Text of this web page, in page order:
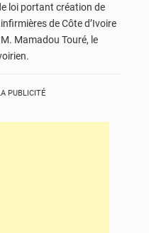
loi portant création de
de Côte d’Ivoire
Mamadou Touré, le
PUBLICITÉ